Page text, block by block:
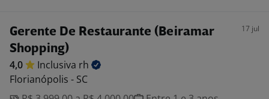
Gerente De Restaurante (Beiramar
Shopping)
17 jul
4,0 Inclusiva rh
Florianópolis - SC